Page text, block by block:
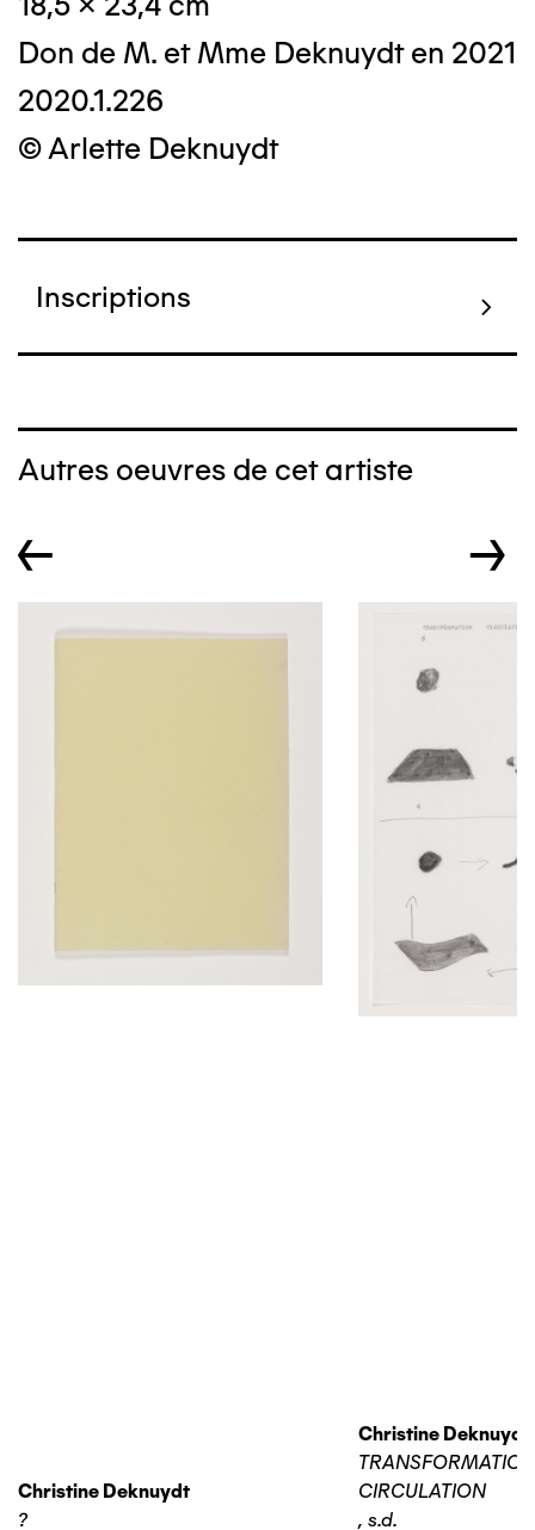
Don de M. et Mme Deknuydt en 2021
2020.1.226
© Arlette Deknuydt
Inscriptions
Autres oeuvres de cet artiste
← →
Christine Deknuydt
?
Christine Deknuydt
TRANSFORMATION
CIRCULATION
, s.d.